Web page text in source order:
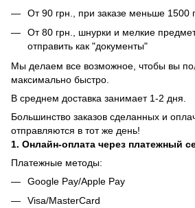
От 90 грн., при заказе меньше 1500
От 80 грн., шнурки и мелкие
отправить как "документы"
Мы делаем все возможное, чтобы вы
максимально быстро.
В среднем доставка занимает 1-2 дня.
Большинство заказов сделанных и
отправляются в тот же день!
1. Онлайн-оплата через платежный
Платежные методы:
Google Pay/Apple Pay
Visa/MasterCard